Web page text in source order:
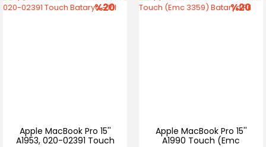
%20
Apple MacBook Pro 15''
A1953, 020-02391 Touch
%20
Apple MacBook Pro 15''
A1990 Touch (Emc